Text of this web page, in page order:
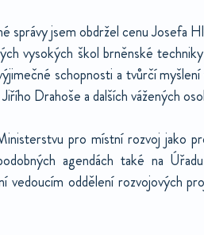
správy jsem obdržel cenu Josefa
vysokých škol brněnské
schopnosti a tvůrčí myšlení
Drahoše a dalších vážených
pro místní rozvoj jako
agendách také na
vedoucím oddělení rozvojových